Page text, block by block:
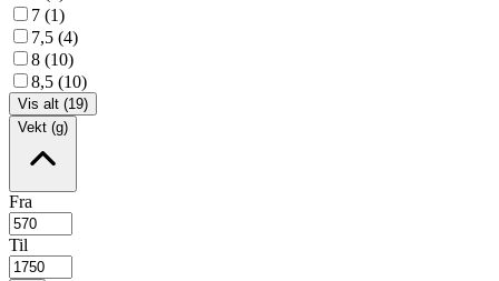
7 (1)
7,5 (4)
8 (10)
8,5 (10)
Vis alt (19)
Vekt (g)
Fra
Til